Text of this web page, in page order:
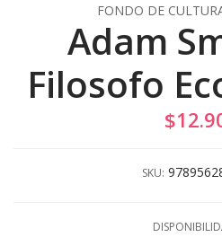
FONDO DE
Adam
Filosofo
SKU: